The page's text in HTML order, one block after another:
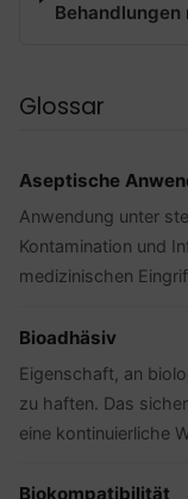
Behandlungen
Glossar
Aseptische
Anwendung unter
Kontamination und
medizinischen
Bioadhäsiv
Eigenschaft, an
zu haften. Das
eine kontinuierliche
Biokompatibilität